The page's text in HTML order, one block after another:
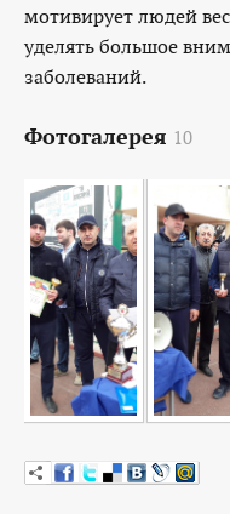
мотивирует людей
уделять большое
заболеваний.
Фотогалерея 10